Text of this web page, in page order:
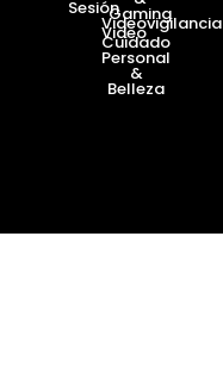
SesiónGaming
Videovigilancia
Video
Cuidado
Personal
&
Belleza